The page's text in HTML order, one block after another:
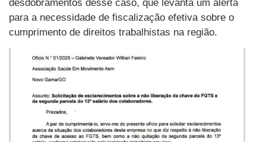
desdobramentos desse caso, que levanta um alerta
para a necessidade de fiscalização efetiva sobre o
cumprimento de direitos trabalhistas na região.